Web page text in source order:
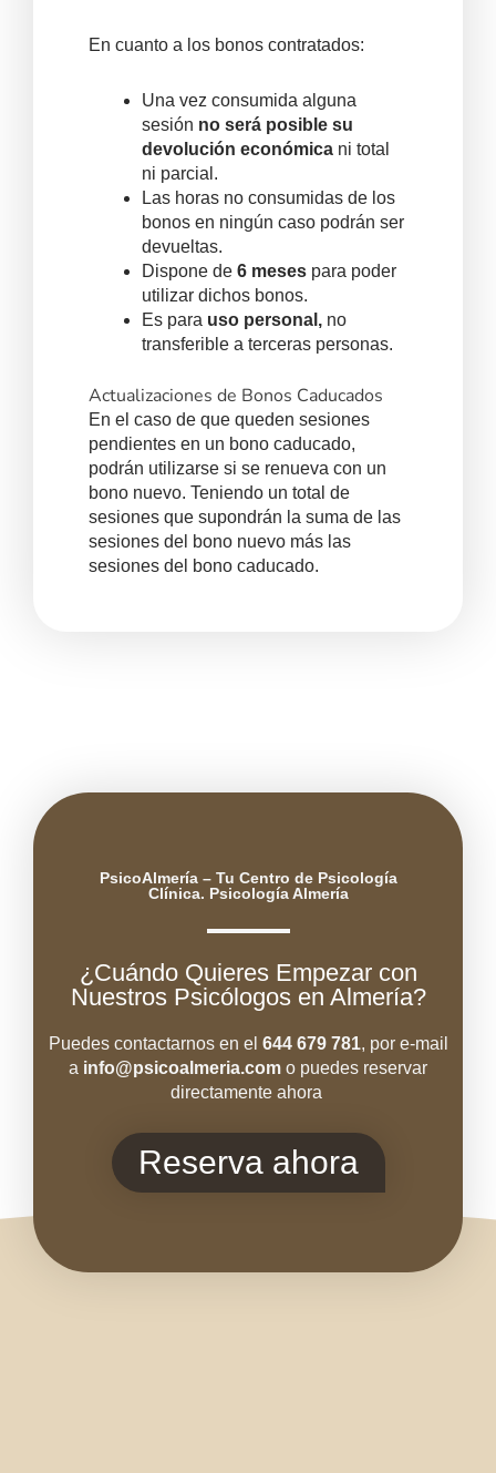
En cuanto a los bonos contratados:
Una vez consumida alguna
sesión no será posible su
devolución económica ni total
ni parcial.
Las horas no consumidas de los
bonos en ningún caso podrán ser
devueltas.
Dispone de 6 meses para poder
utilizar dichos bonos.
Es para uso personal, no
transferible a terceras personas.
Actualizaciones de Bonos Caducados
En el caso de que queden sesiones
pendientes en un bono caducado,
podrán utilizarse si se renueva con un
bono nuevo. Teniendo un total de
sesiones que supondrán la suma de las
sesiones del bono nuevo más las
sesiones del bono caducado.
PsicoAlmería – Tu Centro de Psicología
Clínica. Psicología Almería
¿Cuándo Quieres Empezar con
Nuestros Psicólogos en Almería?
Puedes contactarnos en el 644 679 781, por e-mail
a info@psicoal meria.com o puedes reservar
directamente ahora
Reserva ahora